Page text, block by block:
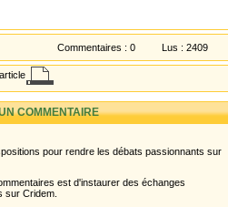
Commentaires : 0 Lus : 2409
COMMENTAIRE
pour rendre les débats passionnants sur
est d'instaurer des échanges
sur Cridem.